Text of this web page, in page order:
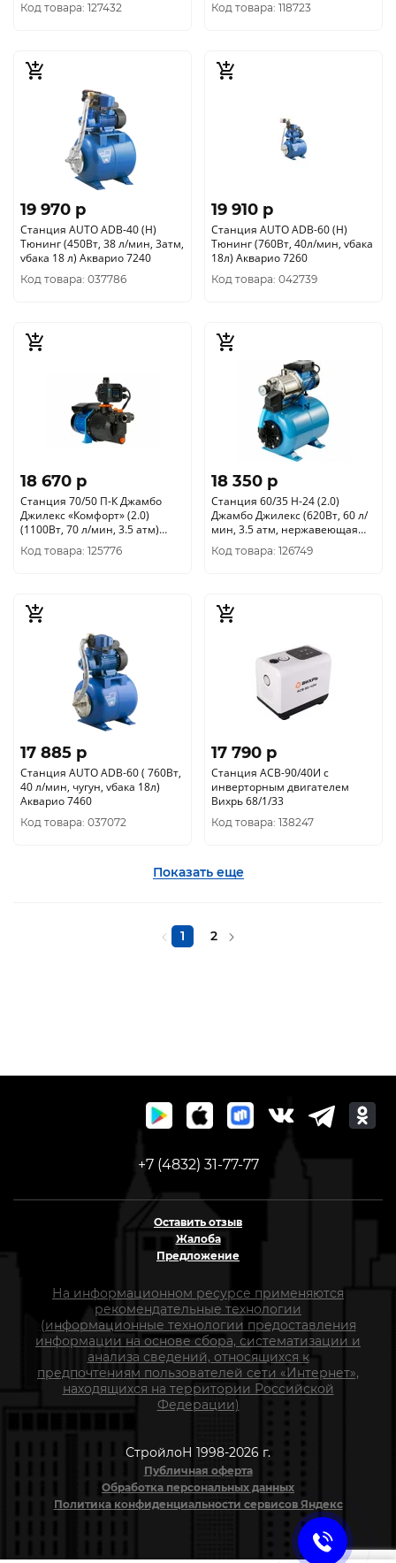
Код товара: 127432 Код товара: 118723
19 970 p
Станция AUTO ADB-40 (H)
Тюнинг (450Вт, 38 л/мин, 3атм,
vбака 18 л) Акварио 7240
Код товара: 037786
19 910 p
Станция AUTO ADB-60 (H)
Тюнинг (760Вт, 40л/мин, vбака
18л) Акварио 7260
Код товара: 042739
18 670 p
Станция 70/50 П-К Джамбо
Джилекс «Комфорт» (2.0)
(1100Вт, 70 л/мин, 3.5 атм)
3036
Код товара: 125776
18 350 p
Станция 60/35 Н-24 (2.0)
Джамбо Джилекс (620Вт, 60 л/
мин, 3.5 атм, нержавеющая
сталь) 3012
Код товара: 126749
17 885 p
Станция AUTO ADB-60 ( 760Вт,
40 л/мин, чугун, vбака 18л)
Акварио 7460
Код товара: 037072
17 790 p
Станция АСВ-90/40И с
инверторным двигателем
Вихрь 68/1/33
Код товара: 138247
Показать еще
1 2
+7 (4832) 31-77-77
Оставить отзыв
Жалоба
Предложение
На информационном ресурсе применяются
рекомендательные технологии
(информационные технологии предоставления
информации на основе сбора, систематизации и
анализа сведений, относящихся к
предпочтениям пользователей сети «Интернет»,
находящихся на территории Российской
Федерации)
СтройлоН 1998-2026 г.
Публичная оферта
Обработка персональных данных
Политика конфиденциальности сервисов Яндекс